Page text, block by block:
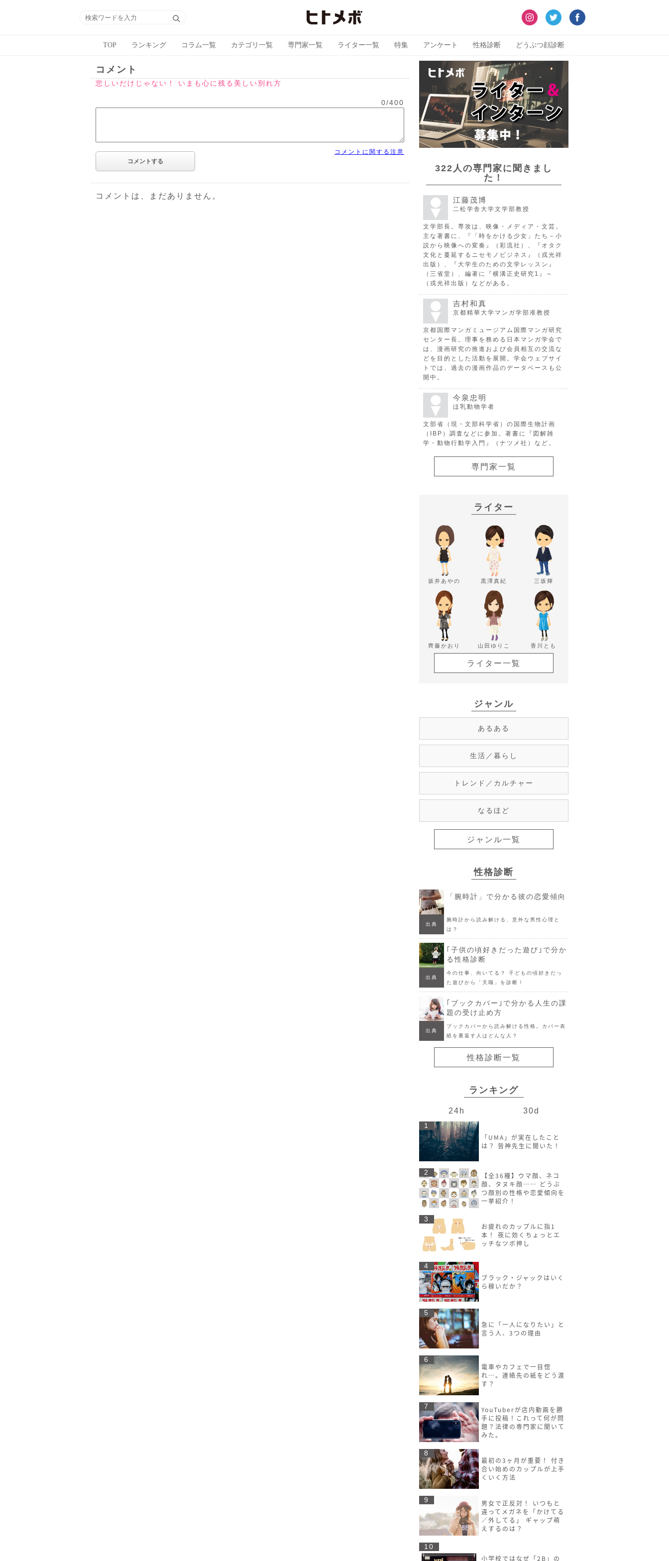
TOP ランキング コラム一覧 カテゴリ一覧 専門家一覧 ライター一覧 特集 アンケート 性格診断 どうぶつ顔診断
コメント
悲しいだけじゃない！ いまも心に残る美しい別れ方
0/400
コメントに関する注意
コメントは、まだありません。
322人の専門家に聞きまし
た！
江藤茂博
二松学舎大学文学部教授
文学部長。専攻は、映像・メディア・文芸。
主な著書に、『「時をかける少女」たち－小
説から映像への変奏』（彩流社）、『オタク
文化と蔓延するニセモノビジネス』（戎光祥
出版）、『大学生のための文学レッスン』
（三省堂）、編著に『横溝正史研究1』～
（戎光祥出版）などがある。
吉村和真
京都精華大学マンガ学部准教授
京都国際マンガミュージアム国際マンガ研究
センター長。理事を務める日本マンガ学会で
は、漫画研究の推進および会員相互の交流な
どを目的とした活動を展開。学会ウェブサイ
トでは、過去の漫画作品のデータベースも公
開中。
今泉忠明
ほ乳動物学者
文部省（現・文部科学省）の国際生物計画
（IBP）調査などに参加。著書に『図解雑
学・動物行動学入門』（ナツメ社）など。
専門家一覧
ライター
坂井あやの 黒澤真紀 三坂輝
齊藤かおり 山田ゆりこ 香川とも
ライター一覧
ジャンル
あるある
生活／暮らし
トレンド／カルチャー
なるほど
ジャンル一覧
性格診断
「腕時計」で分かる彼の恋愛傾向
出典
腕時計から読み解ける、意外な男性心理と
は？
｢子供の頃好きだった遊び｣で分か
る性格診断
出典
今の仕事、向いてる？ 子どもの頃好きだっ
た遊びから「天職」を診断！
｢ブックカバー｣で分かる人生の課
題の受け止め方
出典
ブックカバーから読み解ける性格。カバー表
紙を裏返す人はどんな人？
性格診断一覧
ランキング
24h 30d
1
「UMA」が実在したこと
は？ 皆神先生に聞いた！
2
【全36種】ウマ顔、ネコ
顔、タヌキ顔…… どうぶ
つ顔別の性格や恋愛傾向を
一挙紹介！
3
お疲れのカップルに指1
本！ 夜に効くちょっとエ
ッチなツボ押し
4
ブラック・ジャックはいく
ら稼いだか？
5
急に「一人になりたい」と
言う人、3つの理由
6
電車やカフェで一目惚
れ…。連絡先の紙をどう渡
す？
7
YouTuberが店内動画を勝
手に投稿！これって何が問
題？法律の専門家に聞いて
みた。
8
最初の3ヶ月が重要！ 付き
合い始めのカップルが上手
くいく方法
9
男女で正反対！ いつもと
違ってメガネを「かけてる
／外してる」 ギャップ萌
えするのは？
10
小学校ではなぜ「2B」の